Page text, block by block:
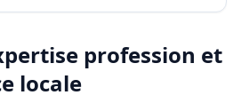
profession et
locale